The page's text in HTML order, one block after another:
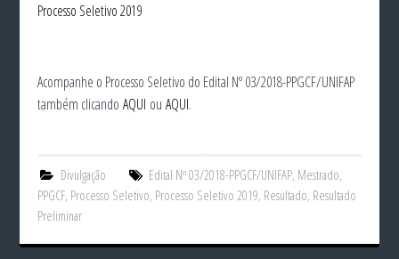
Processo Seletivo 2019
Acompanhe o Processo Seletivo do Edital Nº 03/2018-PPGCF/UNIFAP
também clicandoAQUI ouAQUI.
Divulgação Edital Nº 03/2018-PPGCF/UNIFAP, Mestrado,
PPGCF, Processo Seletivo, Processo Seletivo 2019, Resultado, Resultado
Preliminar